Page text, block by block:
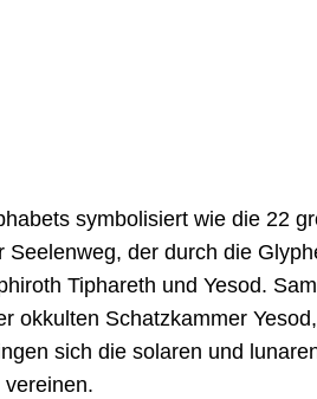
symbolisiert wie die 22
der durch die
Tiphareth und Yesod.
okkulten Schatzkammer
sich die solaren und